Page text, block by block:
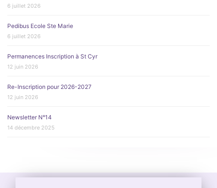
6 juillet 2026
Pedibus Ecole Ste Marie
6 juillet 2026
Permanences Inscription à St Cyr
12 juin 2026
Re-Inscription pour 2026-2027
12 juin 2026
Newsletter N°14
14 décembre 2025